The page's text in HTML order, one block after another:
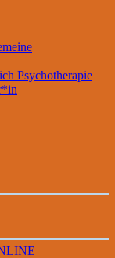
Psychotherapie